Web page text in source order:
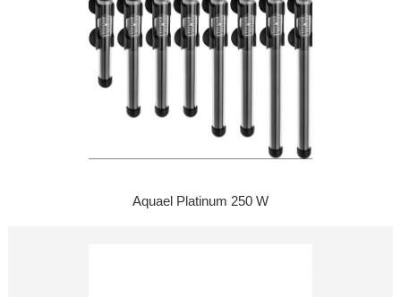
Aquael Platinum 250 W